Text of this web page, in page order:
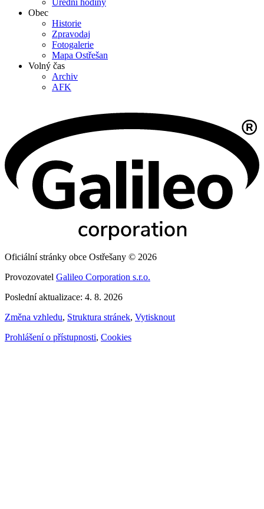
Úřední hodiny
Obec
Historie
Zpravodaj
Fotogalerie
Mapa Ostřešan
Volný čas
Archiv
AFK
Oficiální stránky obce Ostřešany © 2026
Provozovatel Galileo Corporation s.r.o.
Poslední aktualizace: 4. 8. 2026
Změna vzhledu, Struktura stránek, Vytisknout
Prohlášení o přístupnosti, Cookies